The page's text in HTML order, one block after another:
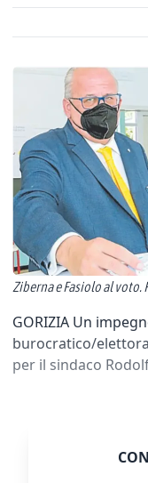
Ziberna e Fasiolo al voto.
GORIZIA Un
burocratico/
per il sindaco